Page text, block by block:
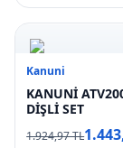
Kanuni
KANUNİ
DİŞLİ SET
1.924,97 TL